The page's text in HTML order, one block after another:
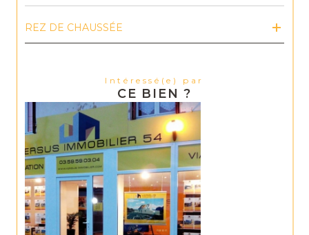
REZ DE CHAUSSÉE
Intéressé(e) par
CE BIEN ?